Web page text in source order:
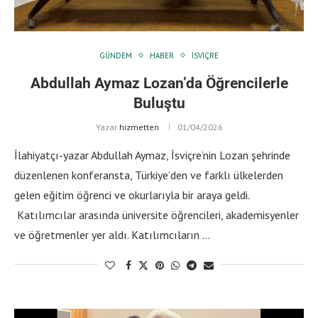
GÜNDEM HABER İSVIÇRE
Abdullah Aymaz Lozan’da Öğrencilerle
Buluştu
Yazar hizmetten 01/04/2026
İlahiyatçı-yazar Abdullah Aymaz, İsviçre’nin Lozan şehrinde
düzenlenen konferansta, Türkiye’den ve farklı ülkelerden
gelen eğitim öğrenci ve okurlarıyla bir araya geldi.
Katılımcılar arasında üniversite öğrencileri, akademisyenler
ve öğretmenler yer aldı. Katılımcıların …